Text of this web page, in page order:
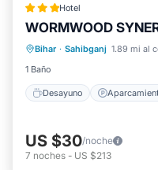
Hotel
WORMWOOD
Bihar · Sahibganj 1.89 mi al
1 Baño
Desayuno
Desayuno
Aire
US $30/noche
7 noches - US $213